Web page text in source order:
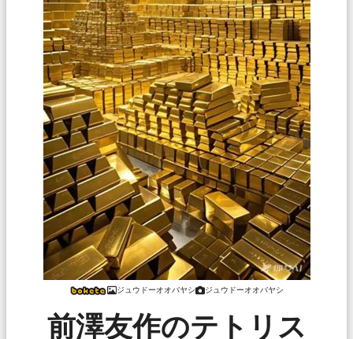
ジュウドーオオバヤシ ジュウドーオオバヤシ
前澤友作のテトリス